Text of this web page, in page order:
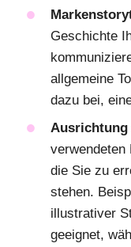
Geschichte
allgemeine
dazu bei,
Ausrichtung
verwendeten
die Sie zu
stehen.
illustrativer
geeignet,